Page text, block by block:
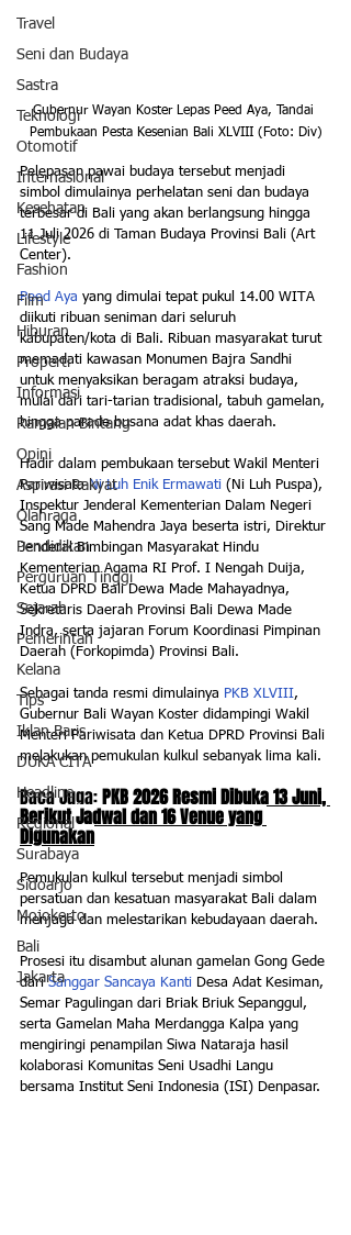
Travel
Seni dan Budaya
Sastra
Teknologi
Otomotif
Internasional
Kesehatan
Lifestyle
Fashion
Film
Hiburan
Properti
Informasi
Ramalan Bintang
Opini
Aspirasi Rakyat
Olahraga
Pendidikan
Perguruan Tinggi
Sejarah
Pemerintah
Kelana
Tips
Iklan Baris
DUKA CITA
Headline
Regional
Surabaya
Sidoarjo
Mojokerto
Bali
Jakarta
Gubernur Wayan Koster Lepas Peed Aya, Tandai
Pembukaan Pesta Kesenian Bali XLVIII (Foto: Div)
Pelepasan pawai budaya tersebut menjadi
simbol dimulainya perhelatan seni dan budaya
terbesar di Bali yang akan berlangsung hingga
11 Juli 2026 di Taman Budaya Provinsi Bali (Art
Center).
Peed Aya yang dimulai tepat pukul 14.00 WITA
diikuti ribuan seniman dari seluruh
kabupaten/kota di Bali. Ribuan masyarakat turut
memadati kawasan Monumen Bajra Sandhi
untuk menyaksikan beragam atraksi budaya,
mulai dari tari-tarian tradisional, tabuh gamelan,
hingga parade busana adat khas daerah.
Hadir dalam pembukaan tersebut Wakil Menteri
Pariwisata Ni Luh Enik Ermawati (Ni Luh Puspa),
Inspektur Jenderal Kementerian Dalam Negeri
Sang Made Mahendra Jaya beserta istri, Direktur
Jenderal Bimbingan Masyarakat Hindu
Kementerian Agama RI Prof. I Nengah Duija,
Ketua DPRD Bali Dewa Made Mahayadnya,
Sekretaris Daerah Provinsi Bali Dewa Made
Indra, serta jajaran Forum Koordinasi Pimpinan
Daerah (Forkopimda) Provinsi Bali.
Sebagai tanda resmi dimulainya PKB XLVIII,
Gubernur Bali Wayan Koster didampingi Wakil
Menteri Pariwisata dan Ketua DPRD Provinsi Bali
melakukan pemukulan kulkul sebanyak lima kali.
Baca Juga: PKB 2026 Resmi Dibuka 13 Juni,
Berikut Jadwal dan 16 Venue yang
Digunakan
Pemukulan kulkul tersebut menjadi simbol
persatuan dan kesatuan masyarakat Bali dalam
menjaga dan melestarikan kebudayaan daerah.
Prosesi itu disambut alunan gamelan Gong Gede
dari Sanggar Sancaya Kanti Desa Adat Kesiman,
Semar Pagulingan dari Briak Briuk Sepanggul,
serta Gamelan Maha Merdangga Kalpa yang
mengiringi penampilan Siwa Nataraja hasil
kolaborasi Komunitas Seni Usadhi Langu
bersama Institut Seni Indonesia (ISI) Denpasar.